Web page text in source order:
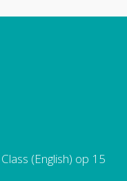
(English) op 15